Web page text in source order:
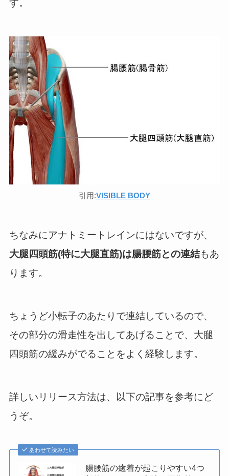
す。
引用:VISIBLE BODY
ちなみにアナトミートレインにはないですが、
大腿四頭筋(特に大腿直筋)は腸腰筋との連結もあ
ります。
ちょうど小転子のあたりで連結しているので、
その部分の滑走性を出してあげることで、大腿
四頭筋の緩みがでることをよく経験します。
詳しいリリース方法は、以下の記事を参考にど
うぞ。
あわせて読みたい
腸腰筋の癒着が起こりやすい4つ